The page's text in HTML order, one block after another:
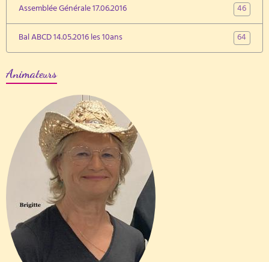
Assemblée Générale 17.06.2016
46
Bal ABCD 14.05.2016 les 10ans
64
Animateurs